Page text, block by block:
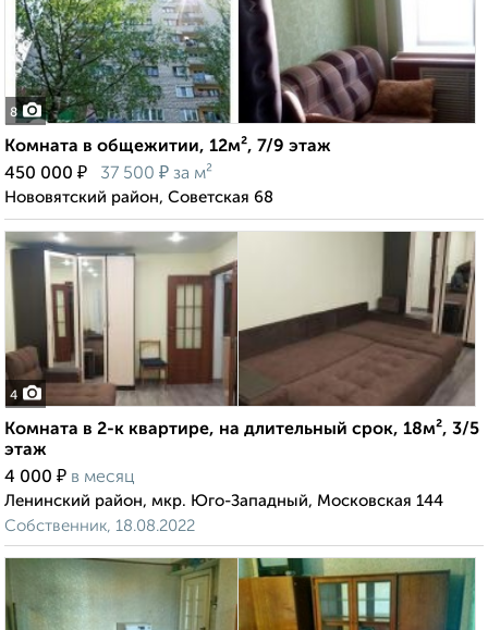
8
Комната в общежитии, 12м², 7/9 этаж
450 000 ₽ 37 500 ₽ за м²
Нововятский район, Советская 68
4
Комната в 2-к квартире, на длительный срок, 18м², 3/5
этаж
4 000 ₽ в месяц
Ленинский район, мкр. Юго-Западный, Московская 144
Собственник, 18.08.2022